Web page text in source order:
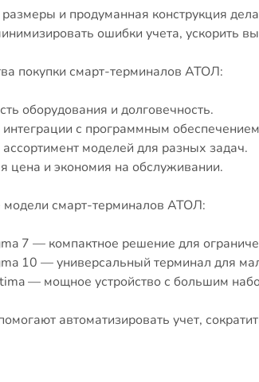
и продуманная конструкция
ошибки учета, ускорить
покупки смарт-терминалов АТОЛ:
оборудования и долговечность.
интеграции с программным
моделей для разных задач.
цена и экономия на обслуживании.
смарт-терминалов АТОЛ:
7 — компактное решение для
10 — универсальный терминал для
— мощное устройство с большим
автоматизировать учет,